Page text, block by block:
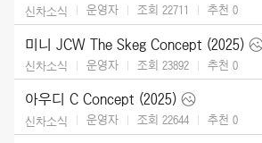
신차소식 운영자 조회 22711 추천 0
미니 JCW The Skeg Concept (2025)
신차소식 운영자 조회 23892 추천 0
아우디 C Concept (2025)
신차소식 운영자 조회 22644 추천 0